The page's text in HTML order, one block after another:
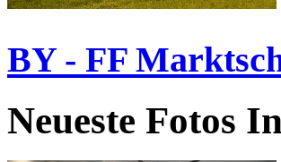
BY - FF
Neueste Fotos